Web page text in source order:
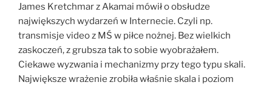
James Kretchmar z Akamai mówił o obsłudze
największych wydarzeń w Internecie. Czyli np.
transmisje video z MŚ w piłce nożnej. Bez wielkich
zaskoczeń, z grubsza tak to sobie wyobrażałem.
Ciekawe wyzwania i mechanizmy przy tego typu skali.
Największe wrażenie zrobiła właśnie skala i poziom